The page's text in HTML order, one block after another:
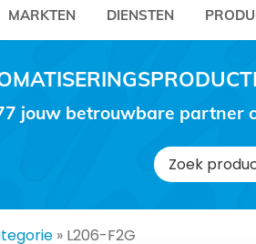
MARKTEN DIENSTEN
jouw betrouwbare partner
Zoeken
naar:
» L206-F2G